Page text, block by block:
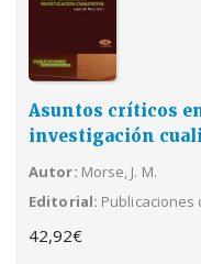
Asuntos críticos
investigación
Autor Morse, J. M.
Editorial Publicaciones
42,92€